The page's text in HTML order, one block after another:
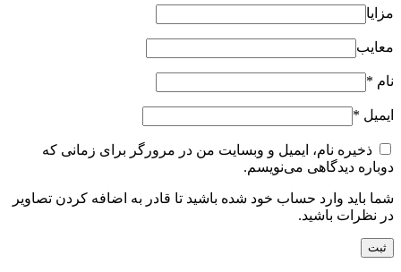
مزایا
معایب
نام *
ایمیل *
ذخیره نام، ایمیل و وبسایت من در مرورگر برای زمانی که
دوباره دیدگاهی می‌نویسم.
شما باید وارد حساب خود شده باشید تا قادر به اضافه کردن تصاویر
در نظرات باشید.